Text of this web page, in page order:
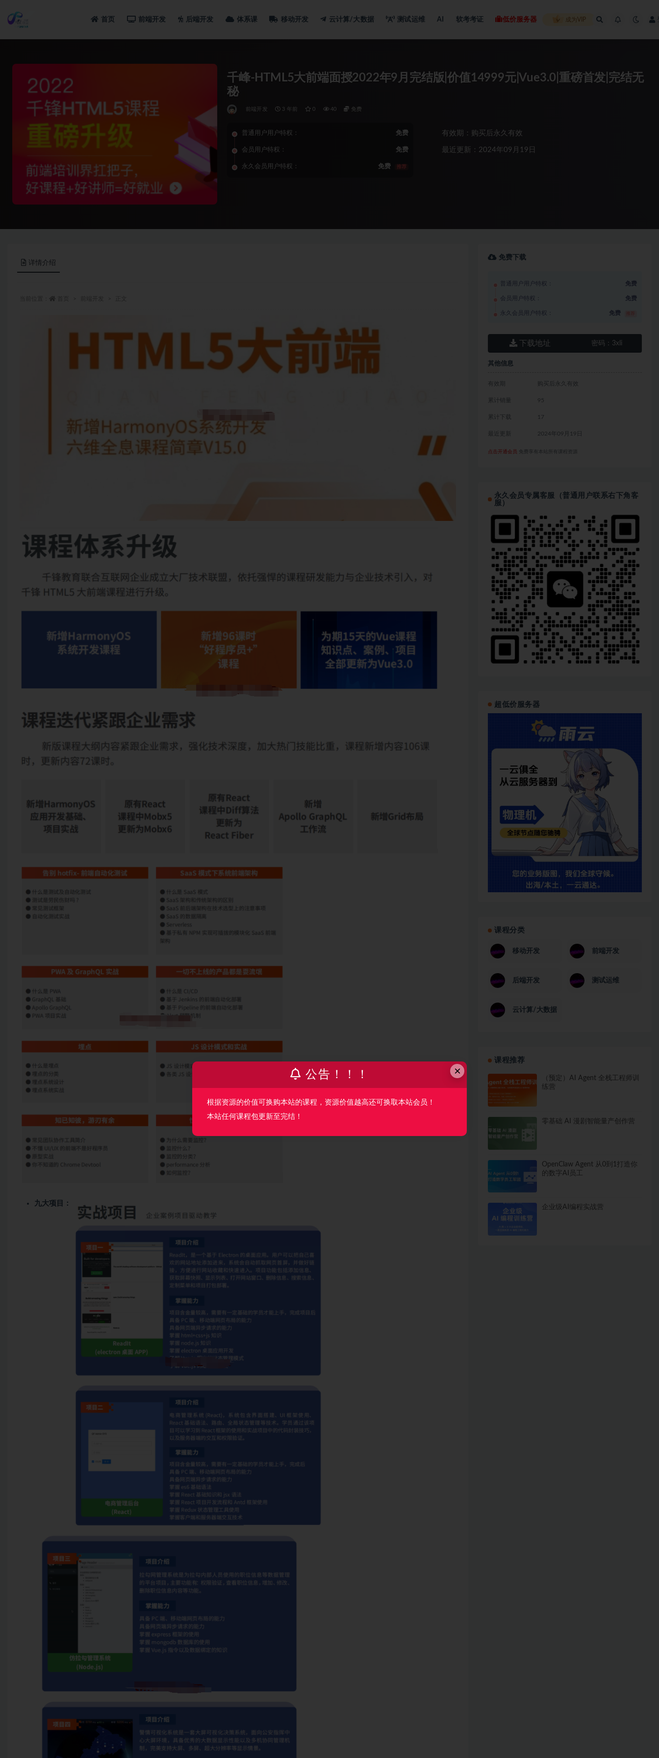
首页 前端开发 后端开发 体系课 移动开发 云计算/大数据 测试运维 AI 软考考证 低价服务器 成为VIP
千峰-HTML5大前端面授2022年9月完结版|价值14999元|Vue3.0|重磅首发|完结无
秘
前端开发 3 年前 0 40 免费
普通用户用户特权： 免费
会员用户特权： 免费
永久会员用户特权： 免费 推荐
有效期：购买后永久有效
最近更新：2024年09月19日
详情介绍
九大项目：
免费下载
普通用户用户特权： 免费
会员用户特权： 免费
永久会员用户特权： 免费
下载地址 密码： 3xli
其他信息
有效期 购买后永久有效
累计销量 95
累计下载 17
最近更新 2024年09月19日
点击开通会员 免费享有本站所有课程资源
永久会员专属客服（普通用户联系右下角客
服）
超低价服务器
课程分类
移动开发 前端开发
后端开发 测试运维
云计算/大数据
课程推荐
（预定）AI Agent 全栈工程师训
练营
零基础 AI 漫剧智能量产创作营
OpenClaw Agent 从0到1打造你
的数字AI员工
企业级AI编程实战营
×
公告！！！
根据资源的价值可换购本站的课程，资源价值越高还可换取本站会员！
本站任何课程包更新至完结！